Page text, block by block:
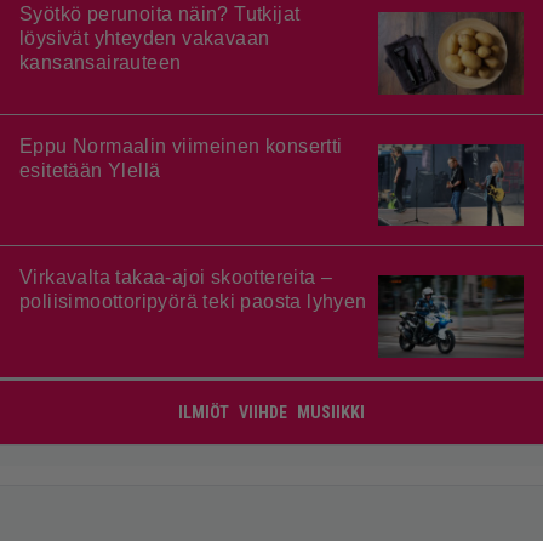
Syötkö perunoita näin? Tutkijat
löysivät yhteyden vakavaan
kansansairauteen
Eppu Normaalin viimeinen konsertti
esitetään Ylellä
Virkavalta takaa-ajoi skoottereita –
poliisimoottoripyörä teki paosta lyhyen
ILMIÖT VIIHDE MUSIIKKI